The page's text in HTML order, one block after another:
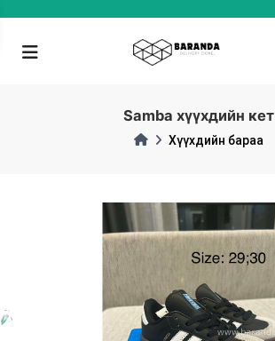
Samba хүүхдийн кет
Хүүхдийн бараа